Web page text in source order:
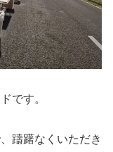
です。
躊躇なくいただき